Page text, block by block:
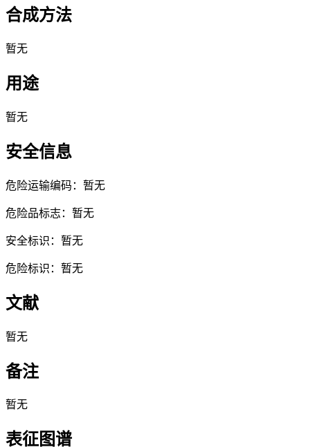
合成方法
暂无
用途
暂无
安全信息
危险运输编码：暂无
危险品标志：暂无
安全标识：暂无
危险标识：暂无
文献
暂无
备注
暂无
表征图谱